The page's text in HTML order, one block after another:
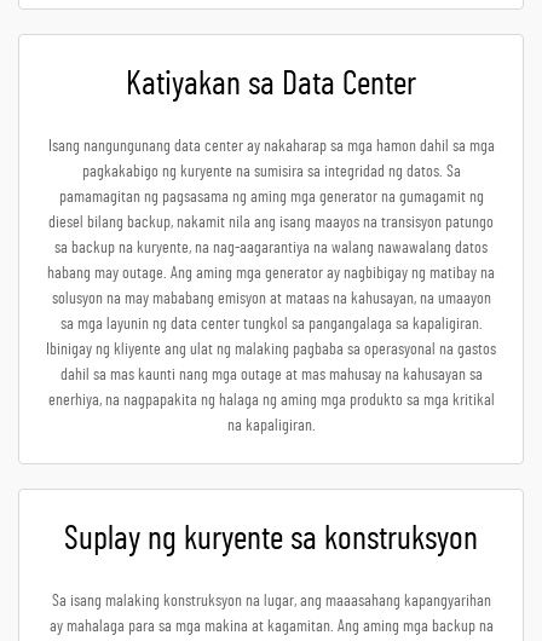
Katiyakan sa Data Center
Isang nangungunang data center ay nakaharap sa mga hamon dahil sa mga
pagkakabigo ng kuryente na sumisira sa integridad ng datos. Sa
pamamagitan ng pagsasama ng aming mga generator na gumagamit ng
diesel bilang backup, nakamit nila ang isang maayos na transisyon patungo
sa backup na kuryente, na nag-aagarantiya na walang nawawalang datos
habang may outage. Ang aming mga generator ay nagbibigay ng matibay na
solusyon na may mababang emisyon at mataas na kahusayan, na umaayon
sa mga layunin ng data center tungkol sa pangangalaga sa kapaligiran.
Ibinigay ng kliyente ang ulat ng malaking pagbaba sa operasyonal na gastos
dahil sa mas kaunti nang mga outage at mas mahusay na kahusayan sa
enerhiya, na nagpapakita ng halaga ng aming mga produkto sa mga kritikal
na kapaligiran.
Suplay ng kuryente sa konstruksyon
Sa isang malaking konstruksyon na lugar, ang maaasahang kapangyarihan
ay mahalaga para sa mga makina at kagamitan. Ang aming mga backup na